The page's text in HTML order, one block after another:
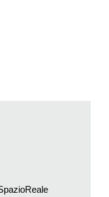
dorme. Ci sono voluti
di coscienza alla
per fare il libro…